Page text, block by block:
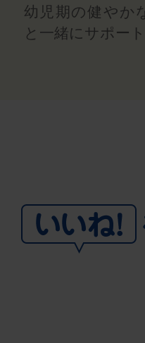
幼児期の健やか
と一緒にサポート